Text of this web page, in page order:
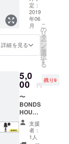
があ
る！」
「BON
HOUSE
に行っ
てみた
い！」
お気持
ちがあ
りまし
たら ぜ
ひこの
晩酌
セット
はいか
がで
定：
2019
年06
月
詳細を見る
こ
の
リ
タ
ー
ン
を
選
択
す
る
5,0
00 円
残り9
〜
BONDS
HOUSE
オリ
ジナル
KENDA
支援
者：
1人